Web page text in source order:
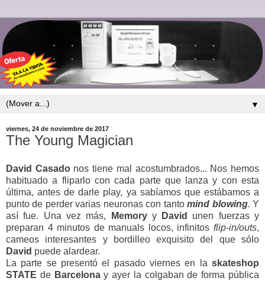
▼
viernes, 24 de noviembre de 2017
The Young Magician
David Casadonos tiene mal acostumbrados... Nos hemos
habituado a fliparlo con cada parte que lanza y con esta
última, antes de darle play, ya sabíamos que estábamos a
punto de perder varias neuronas con tantomind blowing. Y
así fue. Una vez más,
Memoryy David
unen fuerzas y
preparan 4 minutos de manuals locos, infinitos flip-in/outs,
cameos interesantes y bordilleo exquisito del que sólo
David puede alardear.
La parte se presentó el pasado viernes en la skateshop
STATE de Barcelonay ayer la colgaban de forma pública